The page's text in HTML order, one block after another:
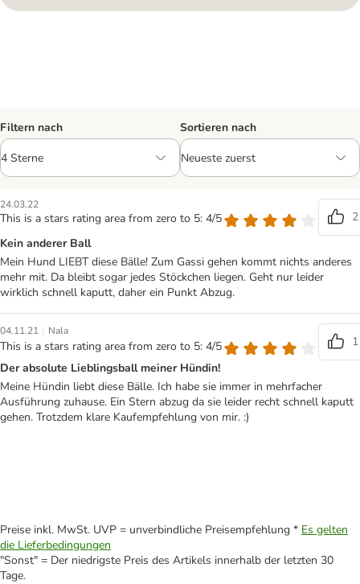
Filtern nach Sortieren nach
24.03.22
This is a stars rating area from zero to 5: 4/5
2
Kein anderer Ball
Mein Hund LIEBT diese Bälle! Zum Gassi gehen kommt nichts anderes
mehr mit. Da bleibt sogar jedes Stöckchen liegen. Geht nur leider
wirklich schnell kaputt, daher ein Punkt Abzug.
04.11.21 | Nala
This is a stars rating area from zero to 5: 4/5
1
Der absolute Lieblingsball meiner Hündin!
Meine Hündin liebt diese Bälle. Ich habe sie immer in mehrfacher
Ausführung zuhause. Ein Stern abzug da sie leider recht schnell kaputt
gehen. Trotzdem klare Kaufempfehlung von mir. :)
Preise inkl. MwSt. UVP = unverbindliche Preisempfehlung * Es gelten
die Lieferbedingungen
"Sonst" = Der niedrigste Preis des Artikels innerhalb der letzten 30
Tage.